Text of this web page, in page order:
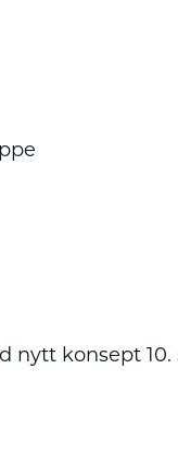
nytt konsept